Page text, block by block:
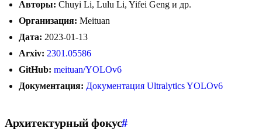
Авторы: Chuyi Li, Lulu Li, Yifei Geng и др.
Организация: Meituan
Дата: 2023-01-13
Arxiv: 2301.05586
GitHub: meituan/YOLOv6
Документация: Документация Ultralytics YOLOv6
Архитектурный фокус#